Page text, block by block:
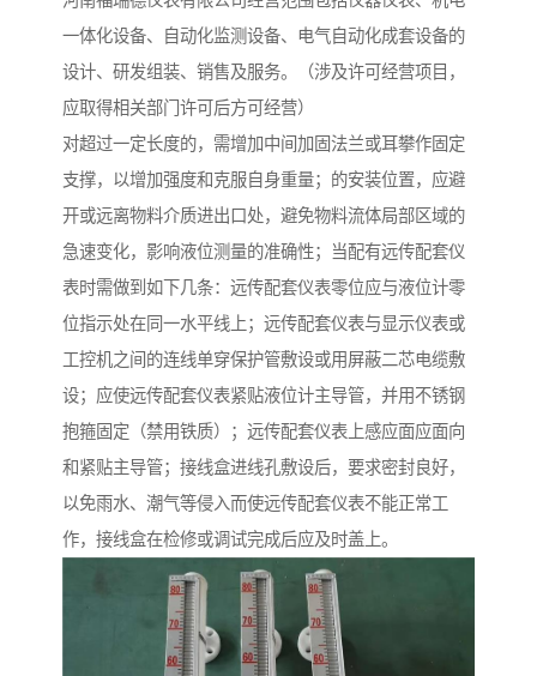
一体化设备、自动化监测设备、电气自动化成套设备的
设计、研发组装、销售及服务。（涉及许可经营项目，
应取得相关部门许可后方可经营）
对超过一定长度的，需增加中间加固法兰或耳攀作固定
支撑，以增加强度和克服自身重量；的安装位置，应避
开或远离物料介质进出口处，避免物料流体局部区域的
急速变化，影响液位测量的准确性；当配有远传配套仪
表时需做到如下几条：远传配套仪表零位应与液位计零
位指示处在同一水平线上；远传配套仪表与显示仪表或
工控机之间的连线单穿保护管敷设或用屏蔽二芯电缆敷
设；应使远传配套仪表紧贴液位计主导管，并用不锈钢
抱箍固定（禁用铁质）；远传配套仪表上感应面应面向
和紧贴主导管；接线盒进线孔敷设后，要求密封良好，
以免雨水、潮气等侵入而使远传配套仪表不能正常工
作，接线盒在检修或调试完成后应及时盖上。